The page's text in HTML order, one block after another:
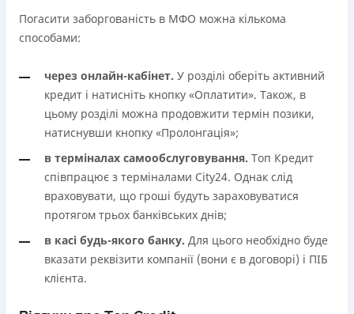
Погасити заборгованість в МФО можна кількома
способами:
через онлайн-кабінет. У розділі оберіть активний
кредит і натисніть кнопку «Оплатити». Також, в
цьому розділі можна продовжити термін позики,
натиснувши кнопку «Пролонгація»;
в терміналах самообслуговування. Топ Кредит
співпрацює з терміналами City24. Однак слід
враховувати, що гроші будуть зараховуватися
протягом трьох банківських днів;
в касі будь-якого банку. Для цього необхідно буде
вказати реквізити компанії (вони є в договорі) і ПІБ
клієнта.